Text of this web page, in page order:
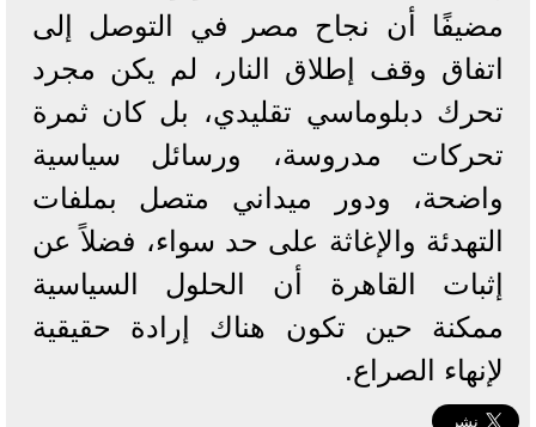
مضيفًا أن نجاح مصر في التوصل إلى
اتفاق وقف إطلاق النار، لم يكن مجرد
تحرك دبلوماسي تقليدي، بل كان ثمرة
تحركات مدروسة، ورسائل سياسية
واضحة، ودور ميداني متصل بملفات
التهدئة والإغاثة على حد سواء، فضلاً عن
إثبات القاهرة أن الحلول السياسية
ممكنة حين تكون هناك إرادة حقيقية
لإنهاء الصراع.